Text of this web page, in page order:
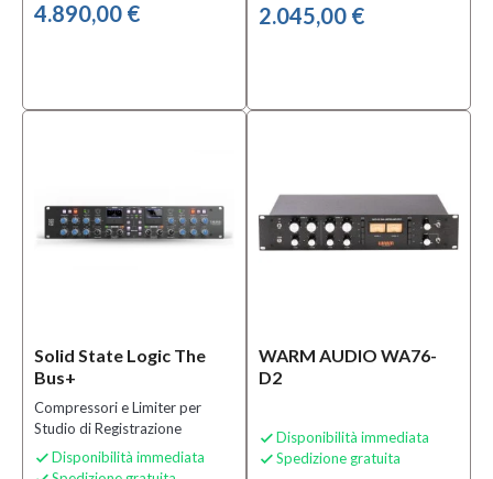
Registrazione
Prezzo
Colore
Nero
(1)
4.890,00 € 2.045,00 €
Solid State Logic The
Bus+
Compressori e Limiter per
Studio di Registrazione
 Disponibilità immediata
WARM AUDIO WA76-
D2
 Disponibilità immediata
 Spedizione gratuita